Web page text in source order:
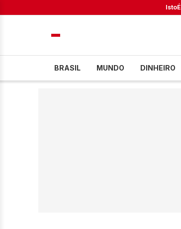
IstoÉ
BRASIL MUNDO DINHEIRO